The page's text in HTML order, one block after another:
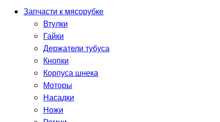
Запчасти к мясорубке
Втулки
Гайки
Держатели тубуса
Кнопки
Корпуса шнека
Моторы
Насадки
Ножи